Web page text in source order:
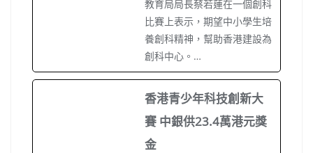
教育局局長蔡若蓮在一個創科
比賽上表示，期望中小學生培
養創科精神，幫助香港建設為
創科中心。…
香港青少年科技創新大
賽 中銀供23.4萬港元獎
金